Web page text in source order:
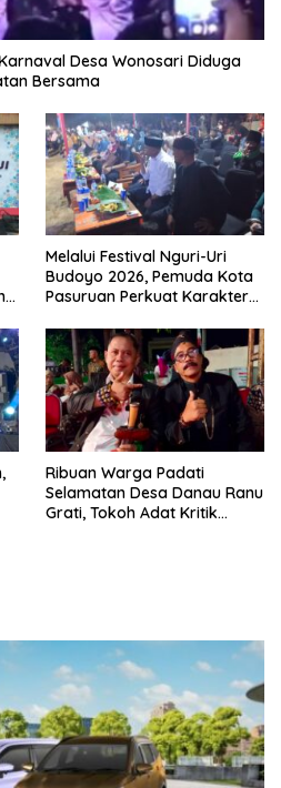
Desa Wonosari Diduga
Bersama
Melalui Festival Nguri-Uri
Budoyo 2026, Pemuda Kota
Pasuruan Perkuat Karakter
Narkoba
Ribuan Warga Padati
Selamatan Desa Danau Ranu
Grati, Tokoh Adat Kritik